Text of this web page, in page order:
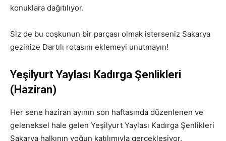
konuklara dağıtılıyor.
Siz de bu coşkunun bir parçası olmak isterseniz Sakarya
gezinize Dartılı rotasını eklemeyi unutmayın!
Yeşilyurt Yaylası Kadırga Şenlikleri
(Haziran)
Her sene haziran ayının son haftasında düzenlenen ve
geleneksel hale gelen Yeşilyurt Yaylası Kadırga Şenlikleri
Sakarya halkının yoğun katılımıyla gerçekleşiyor.